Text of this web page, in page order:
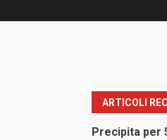
ARTICOLI
Precipita per